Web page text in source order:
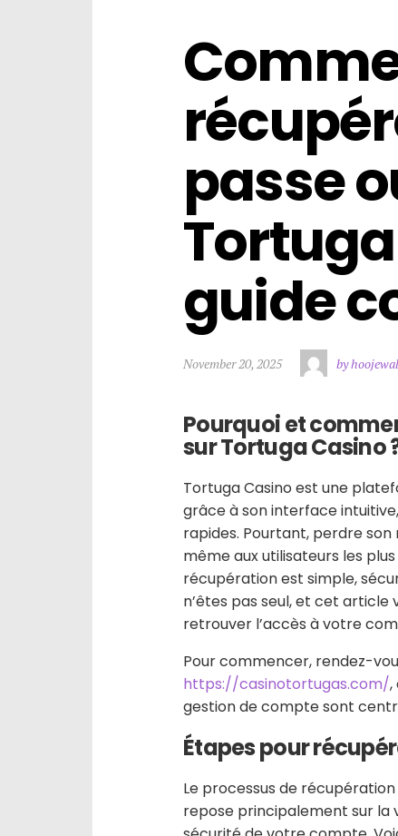
passe
guide
November 20, 2025 by
Pourquoi et
sur Tortuga Casino
Tortuga Casino est une
grâce à son interface
rapides. Pourtant, perdre
même aux utilisateurs les
récupération est simple,
n’êtes pas seul, et cet
retrouver l’accès à votre
Pour commencer, rendez-
https://casinotortugas.com/,
gestion de compte sont
Étapes pour
Le processus de
repose principalement sur